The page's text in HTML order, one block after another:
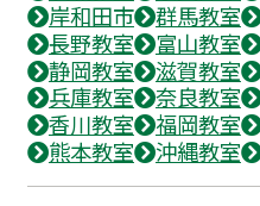
岸和田市
群馬教室
長野教室
富山教室
静岡教室
滋賀教室
兵庫教室
奈良教室
香川教室
福岡教室
熊本教室
沖縄教室